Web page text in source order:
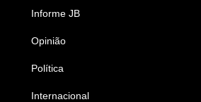
Informe JB
Opinião
Política
Internacional